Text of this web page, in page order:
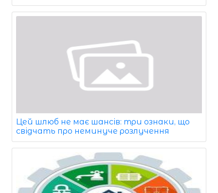
Цей шлюб не має шансів: три ознаки, що
свідчать про неминуче розлучення